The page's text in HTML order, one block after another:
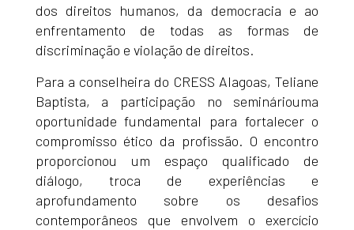
dos direitos humanos, da democracia e ao
enfrentamento de todas as formas de
discriminação e violação de direitos.
Para a conselheira do CRESS Alagoas, Teliane
Baptista, a participação no semináriouma
oportunidade fundamental para fortalecer o
compromisso ético da profissão. O encontro
proporcionou um espaço qualificado de
diálogo, troca de experiências e
aprofundamento sobre os desafios
contemporâneos que envolvem o exercício